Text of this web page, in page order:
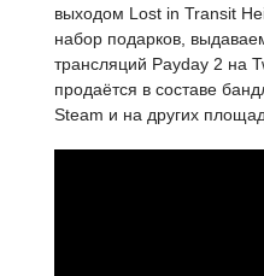
выходом Lost in Transit
набор подарков,
трансляций Payday 2 на
продаётся в составе
Steam и на других